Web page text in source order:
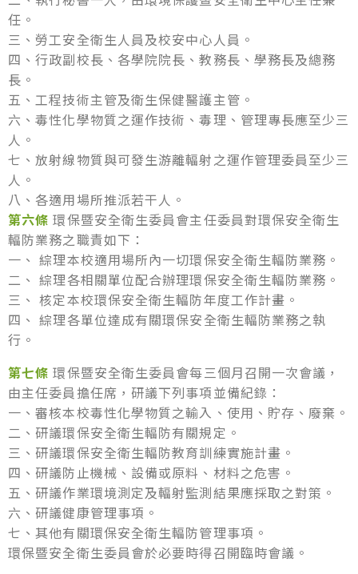
任。
三、勞工安全衛生人員及校安中心人員。
四、行政副校長、各學院院長、教務長、學務長及總務
長。
五、工程技術主管及衛生保健醫護主管。
六、毒性化學物質之運作技術、毒理、管理專長應至少三
人。
七、放射線物質與可發生游離輻射之運作管理委員至少三
人。
八、各適用場所推派若干人。
第六條環保暨安全衛生委員會主任委員對環保安全衛生
輻防業務之職責如下：
一、 綜理本校適用場所內一切環保安全衛生輻防業務。
二、 綜理各相關單位配合辦理環保安全衛生輻防業務。
三、 核定本校環保安全衛生輻防年度工作計畫。
四、 綜理各單位達成有關環保安全衛生輻防業務之執
行。
第七條環保暨安全衛生委員會每三個月召開一次會議，
由主任委員擔任席，研議下列事項並備紀錄：
一、審核本校毒性化學物質之輸入、使用、貯存、廢棄。
二、研議環保安全衛生輻防有關規定。
三、研議環保安全衛生輻防教育訓練實施計畫。
四、研議防止機械、設備或原料、材料之危害。
五、研議作業環境測定及輻射監測結果應採取之對策。
六、研議健康管理事項。
七、其他有關環保安全衛生輻防管理事項。
環保暨安全衛生委員會於必要時得召開臨時會議。